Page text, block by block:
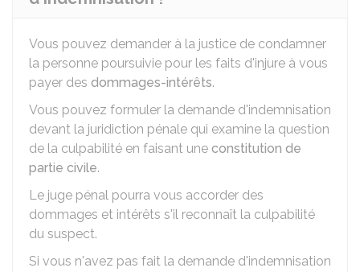
Vous pouvez demander à la justice de condamner
la personne poursuivie pour les faits d'injure à vous
payer des dommages-intérêts.
Vous pouvez formuler la demande d'indemnisation
devant la juridiction pénale qui examine la question
de la culpabilité en faisant une constitution de
partie civile.
Le juge pénal pourra vous accorder des
dommages et intérêts s'il reconnaît la culpabilité
du suspect.
Si vous n'avez pas fait la demande d'indemnisation